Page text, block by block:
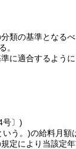
類の基準となる
。
に適合するよう
号〕)
いう。)の給料月額
定により当該定